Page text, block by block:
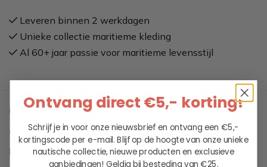
Leveren binnen 2 werkdagen
Unieke collectie maritieme kleding
Al 60+ jaar passie voor maritieme levensstijl
Omschrijving
Oplaadbare lantaarn met led 5 Volt ledlamp.
Dimbaar: 35 tot 200 lumens
Ontvang direct €5,- korting!
Schrijf je in voor onze nieuwsbrief en ontvang een €5,-
kortingscode per e-mail. Blijf op de hoogte van onze unieke
nautische collectie, nieuwe producten en exclusieve
aanbiedingen! Geldig bij besteding van €25.